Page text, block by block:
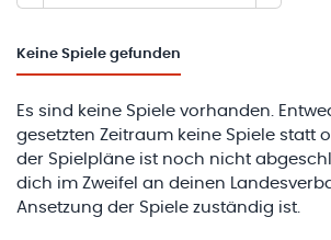
Keine Spiele gefunden
Es sind keine Spiele vorhanden.
gesetzten Zeitraum keine Spiele statt
der Spielpläne ist noch nicht
dich im Zweifel an deinen
Ansetzung der Spiele zuständig ist.